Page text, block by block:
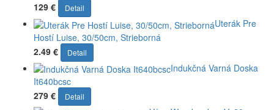
129 €
Detail
Uterák Pre
Hostí Luise, 30/50cm, Strieborná
2.49 €
Detail
Indukčná Varná Doska
It640bcsc
279 €
Detail